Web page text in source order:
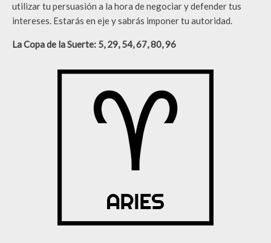
utilizar tu persuasión a la hora de negociar y defender tus
intereses. Estarás en eje y sabrás imponer tu autoridad.
La Copa de la Suerte: 5, 29, 54, 67, 80, 96